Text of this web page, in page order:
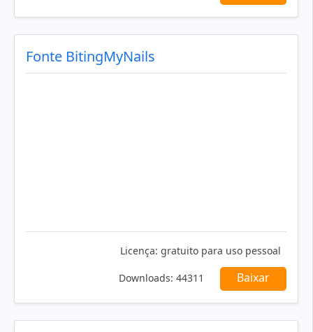
Fonte BitingMyNails
Licença: gratuito para uso pessoal
Downloads: 44311 Baixar